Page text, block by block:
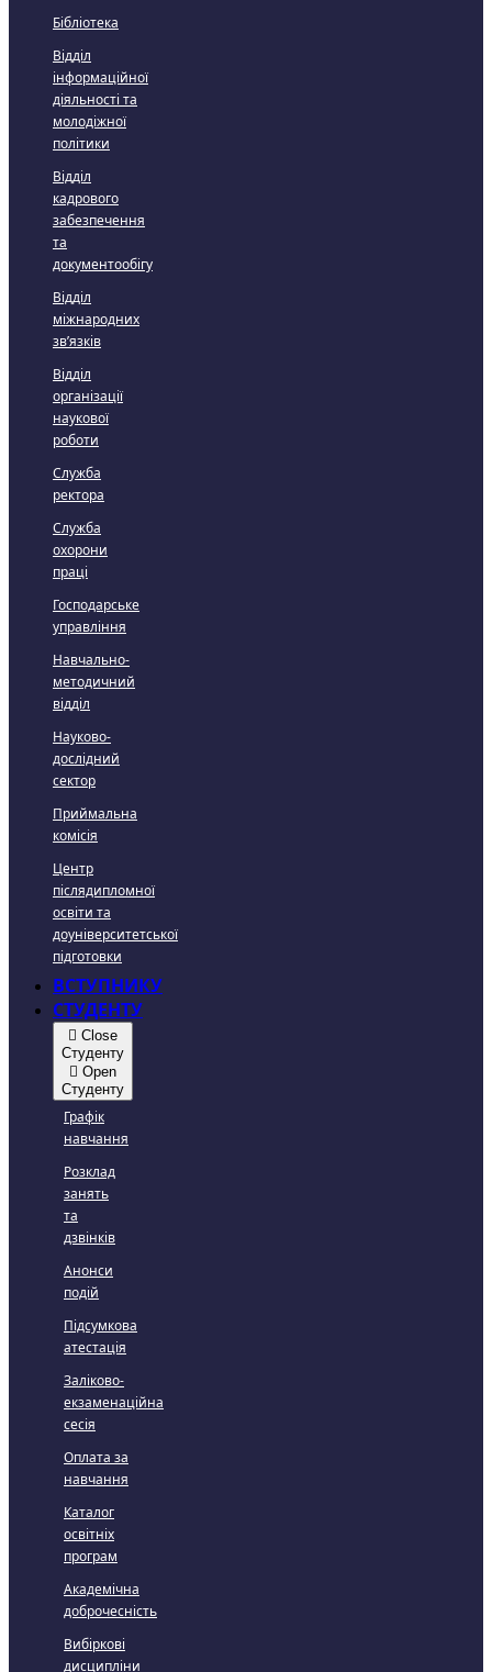
Бібліотека
Відділ
інформаційної
діяльності та
молодіжної
політики
Відділ
кадрового
забезпечення
та
документообігу
Відділ
міжнародних
зв’язків
Відділ
організації
наукової
роботи
Служба
ректора
Служба
охорони
праці
Господарське
управління
Навчально-
методичний
відділ
Науково-
дослідний
сектор
Приймальна
комісія
Центр
післядипломної
освіти та
доуніверситетської
підготовки
ВСТУПНИКУ
СТУДЕНТУ
Close
Студенту
Open
Студенту
Графік
навчання
Розклад
занять
та
дзвінків
Анонси
подій
Підсумкова
атестація
Заліково-
екзаменаційна
сесія
Оплата за
навчання
Каталог
освітніх
програм
Академічна
доброчесність
Вибіркові
дисципліни